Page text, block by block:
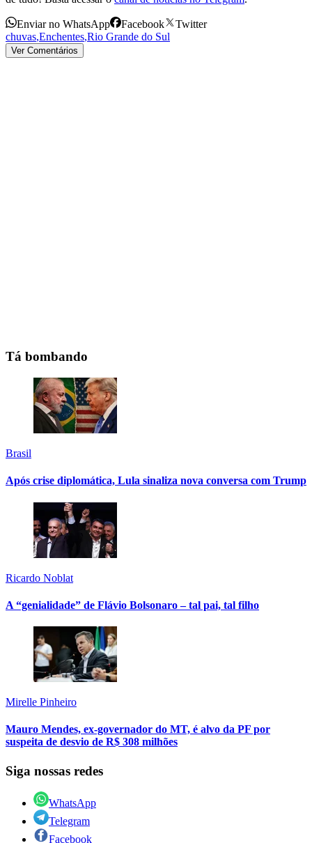
Enviar no WhatsApp Facebook
Twitter
chuvas,Enchentes,Rio Grande do Sul
Ver Comentários
Tá bombando
Brasil
Após crise diplomática, Lula sinaliza nova conversa com Trump
Ricardo Noblat
A “genialidade” de Flávio Bolsonaro – tal pai, tal filho
Mirelle Pinheiro
Mauro Mendes, ex-governador do MT, é alvo da PF por
suspeita de desvio de R$ 308 milhões
Siga nossas redes
WhatsApp
Telegram
Facebook